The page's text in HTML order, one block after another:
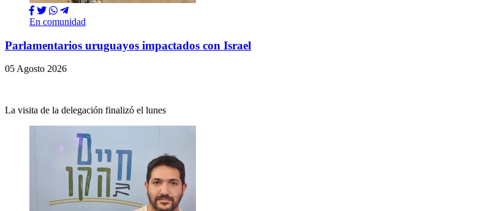
En comunidad
Parlamentarios uruguayos impactados con Israel
05 Agosto 2026
La visita de la delegación finalizó el lunes